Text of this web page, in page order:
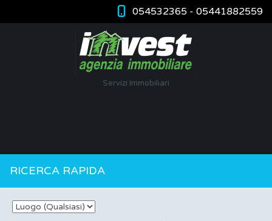
054532365 - 05441882559
Servizi Immobiliari
RICERCA RAPIDA